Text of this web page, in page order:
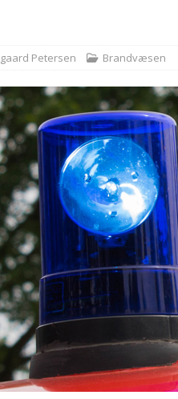
]
PRÆHOSPITAL
Petersen Brandvæsen